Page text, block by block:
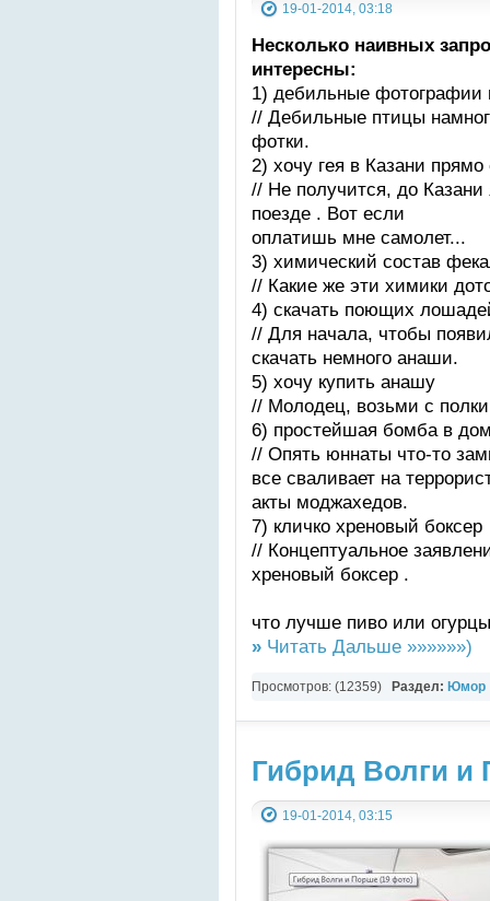
19-01-2014, 03:18
Несколько наивных
интересны:
1) дебильные фотографии
// Дебильные птицы
фотки.
2) хочу гея в Казани прямо
// Не получится, до
поезде . Вот если
оплатишь мне самолет...
3) химический состав
// Какие же эти химики
4) скачать поющих
// Для начала, чтобы
скачать немного анаши.
5) хочу купить анашу
// Молодец, возьми с
6) простейшая бомба в
// Опять юннаты что-то
все сваливает на
акты моджахедов.
7) кличко хреновый боксер
// Концептуальное
хреновый боксер .
что лучше пиво или огурцы
» Читать Дальше »»»»»»)
Просмотров: (12359) Раздел: Юмор
Гибрид Волги и
19-01-2014, 03:15